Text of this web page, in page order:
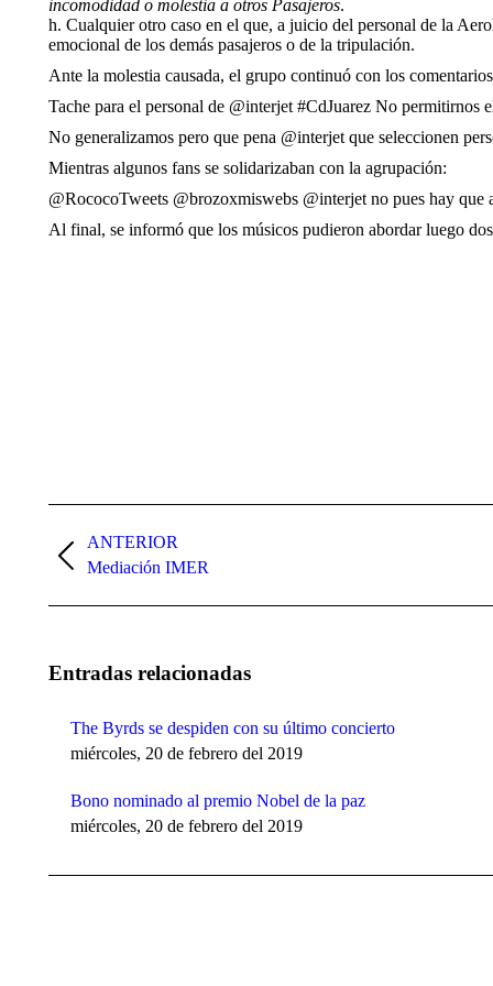
incomodidad o molestia a otros Pasajeros.
h. Cualquier otro caso en el que, a juicio del personal de la
emocional de los demás pasajeros o de la tripulación.
Ante la molestia causada, el grupo continuó con los
Tache para el personal de @interjet #CdJuarez No permitirnos
No generalizamos pero que pena @interjet que seleccionen
Mientras algunos fans se solidarizaban con la agrupación:
@RococoTweets @brozoxmiswebs @interjet no pues hay que
Al final, se informó que los músicos pudieron abordar luego
entre
publicaciones
ANTERIOR
Publicación
Mediación IMER
Entradas relacionadas
The Byrds se despiden con su último concierto
miércoles, 20 de febrero del 2019
Bono nominado al premio Nobel de la paz
miércoles, 20 de febrero del 2019